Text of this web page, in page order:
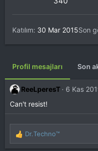
Katılım 30 Mar 2015Son
Profil mesajları Son
ReeLperesT
6 Kas
Can't resist!
T
e
Dr.Techno™